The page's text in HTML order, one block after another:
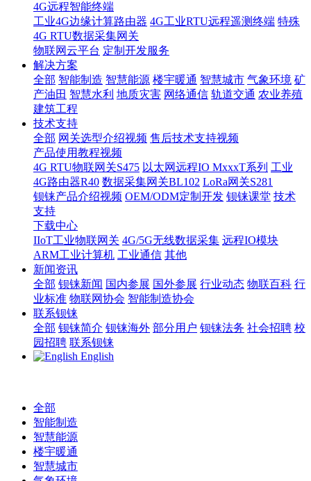
4G远程智能终端
工业4G边缘计算路由器 4G工业RTU远程遥测终端 特殊
4G RTU数据采集网关
物联网云平台 定制开发服务
解决方案
全部 智能制造 智慧能源 楼宇暖通 智慧城市 气象环境 矿
产油田 智慧水利 地质灾害 网络通信 轨道交通 农业养殖
建筑工程
技术支持
全部 网关选型介绍视频 售后技术支持视频
产品使用教程视频
4G RTU物联网关S475 以太网远程IO MxxxT系列 工业
4G路由器R40 数据采集网关BL102 LoRa网关S281
钡铼产品介绍视频 OEM/ODM定制开发 钡铼课堂 技术
支持
下载中心
IIoT工业物联网关 4G/5G无线数据采集 远程IO模块
ARM工业计算机 工业通信 其他
新闻资讯
全部 钡铼新闻 国内参展 国外参展 行业动态 物联百科 行
业标准 物联网协会 智能制造协会
联系钡铼
全部 钡铼简介 钡铼海外 部分用户 钡铼法务 社会招聘 校
园招聘 联系钡铼
English
全部
智能制造
智慧能源
楼宇暖通
智慧城市